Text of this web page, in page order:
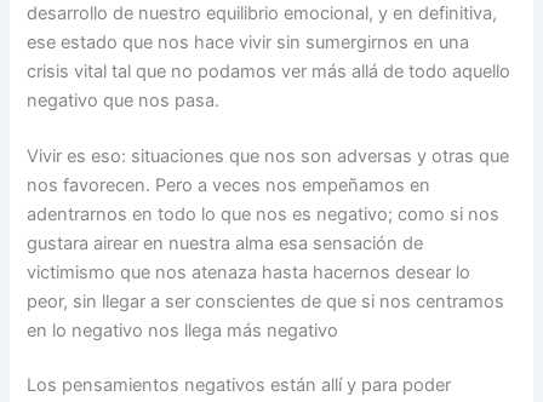
desarrollo de nuestro equilibrio emocional, y en definitiva,
ese estado que nos hace vivir sin sumergirnos en una
crisis vital tal que no podamos ver más allá de todo aquello
negativo que nos pasa.
Vivir es eso: situaciones que nos son adversas y otras que
nos favorecen. Pero a veces nos empeñamos en
adentrarnos en todo lo que nos es negativo; como si nos
gustara airear en nuestra alma esa sensación de
victimismo que nos atenaza hasta hacernos desear lo
peor, sin llegar a ser conscientes de que si nos centramos
en lo negativo nos llega más negativo
Los pensamientos negativos están allí y para poder